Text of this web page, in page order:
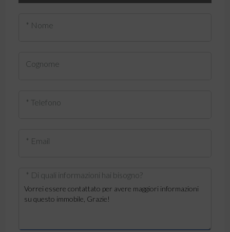
* Nome
Cognome
* Telefono
* Email
* Di quali informazioni hai bisogno?